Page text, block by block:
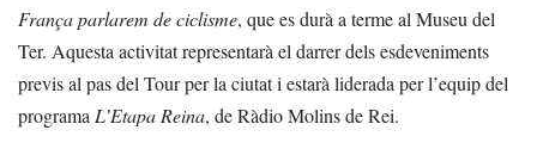
França parlarem de ciclisme, que es durà a terme al Museu del
Ter. Aquesta activitat representarà el darrer dels esdeveniments
previs al pas del Tour per la ciutat i estarà liderada per l’equip del
programa L’Etapa Reina, de Ràdio Molins de Rei.